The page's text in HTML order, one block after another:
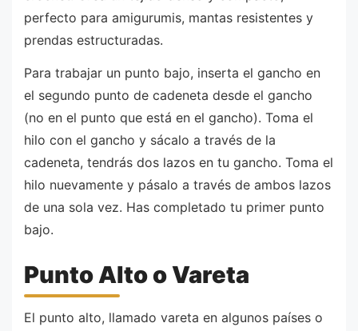
perfecto para amigurumis, mantas resistentes y
prendas estructuradas.
Para trabajar un punto bajo, inserta el gancho en
el segundo punto de cadeneta desde el gancho
(no en el punto que está en el gancho). Toma el
hilo con el gancho y sácalo a través de la
cadeneta, tendrás dos lazos en tu gancho. Toma el
hilo nuevamente y pásalo a través de ambos lazos
de una sola vez. Has completado tu primer punto
bajo.
Punto Alto o Vareta
El punto alto, llamado vareta en algunos países o